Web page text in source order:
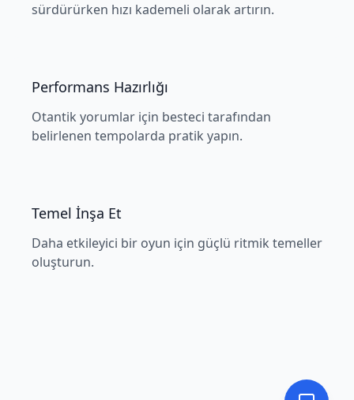
sürdürürken hızı kademeli olarak artırın.
Performans Hazırlığı
Otantik yorumlar için besteci tarafından
belirlenen tempolarda pratik yapın.
Temel İnşa Et
Daha etkileyici bir oyun için güçlü ritmik temeller
oluşturun.